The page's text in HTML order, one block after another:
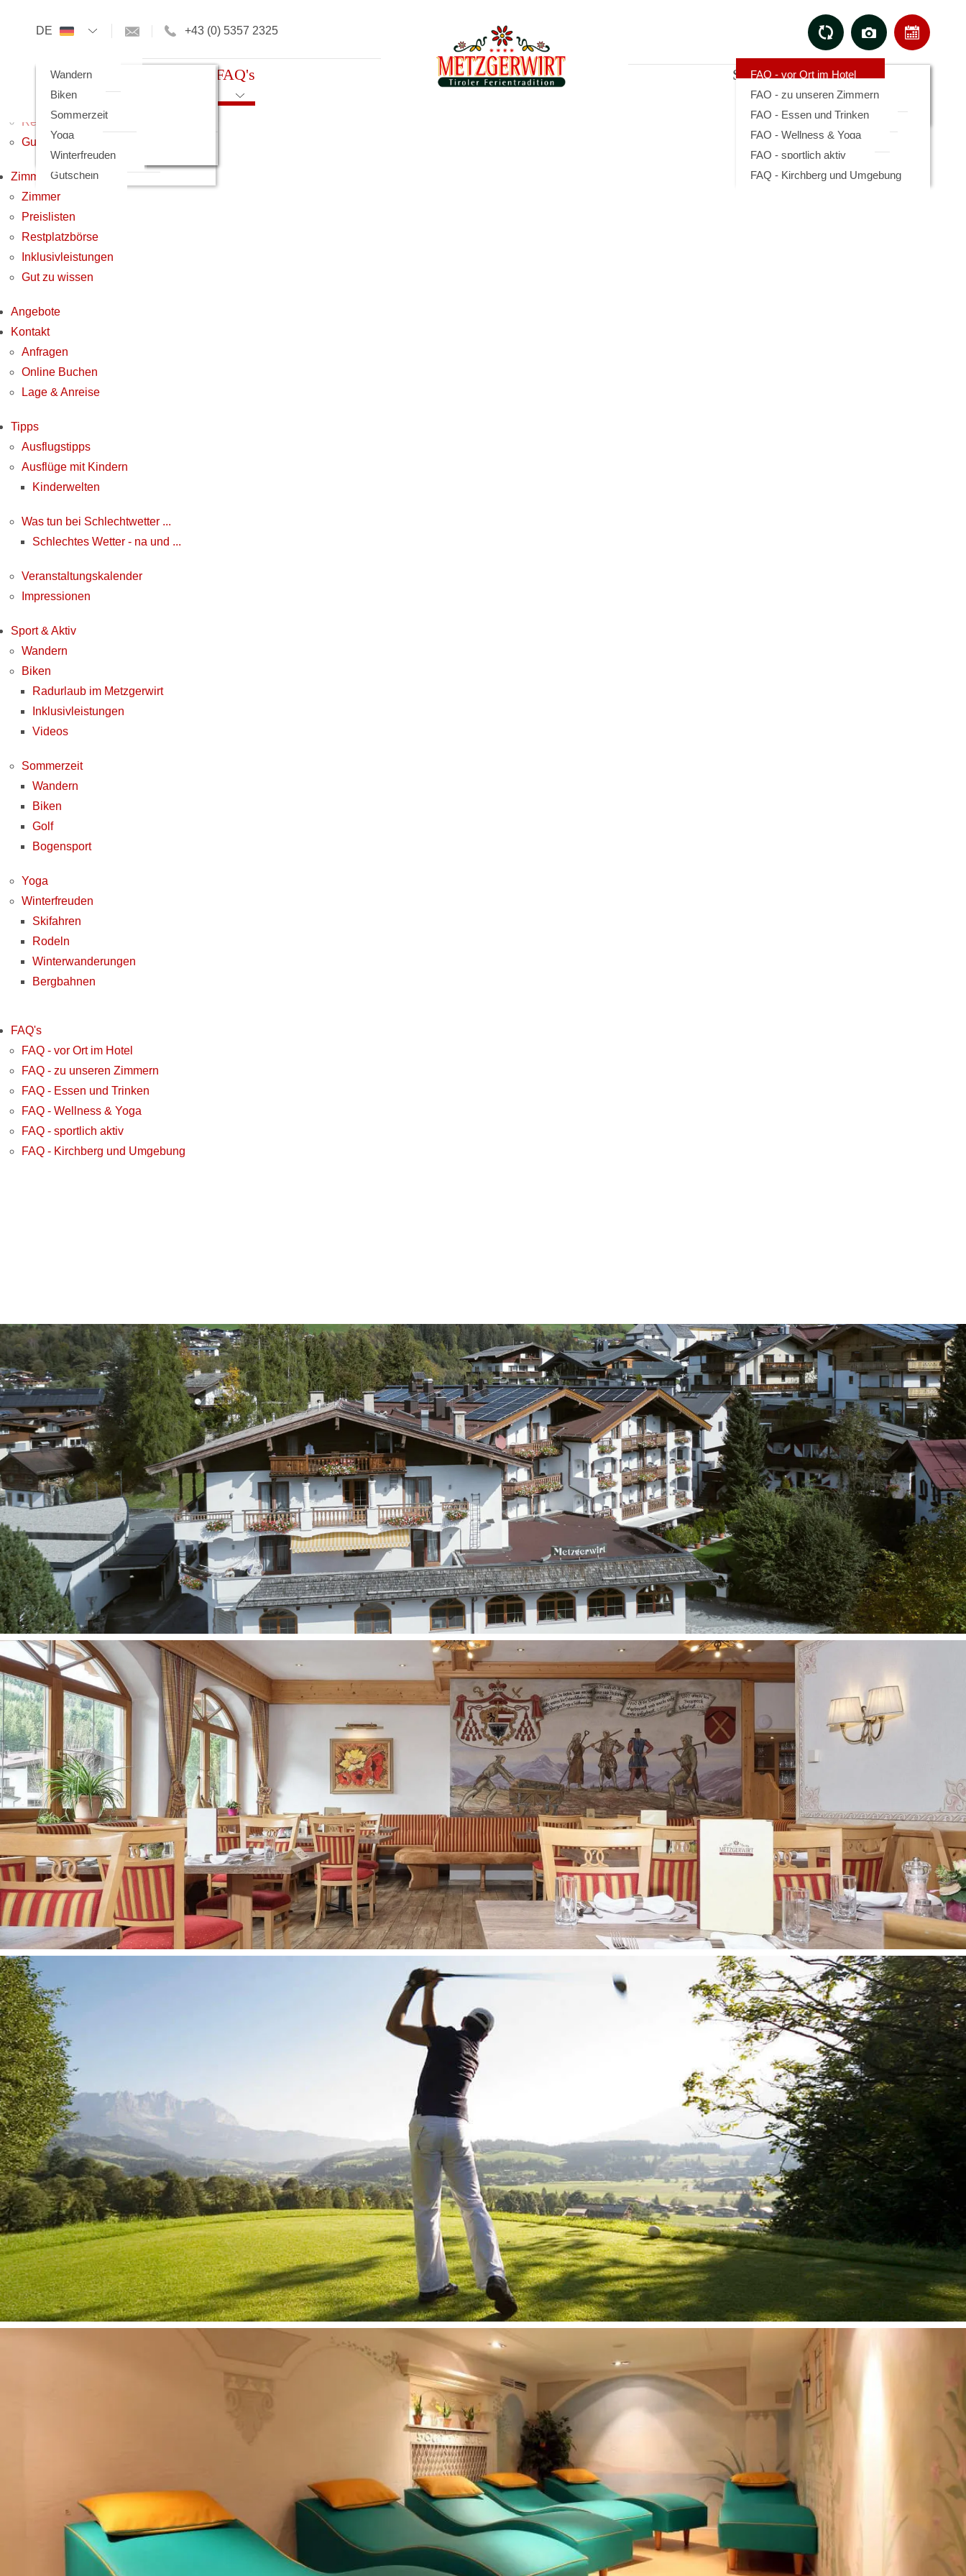
DE +43 (0) 5357 2325
Hotel
Einblicke
Kulinarik
Wellness
Geschichte
Region Kirchberg
Gutschein
Zimmer
Zimmer
Preislisten
Restplatzbörse
Inklusivleistungen
Gut zu wissen
Kontakt
Anfragen
Online Buchen
Lage & Anreise
Tipps
Ausflugstipps
Ausflüge mit Kindern
Was tun bei Schlechtwetter ...
Veranstaltungskalender
Impressionen
Sport & Aktiv
Wandern
Biken
Sommerzeit
Yoga
Winterfreuden
FAQ's
FAQ - vor Ort im Hotel
FAQ - zu unseren Zimmern
FAQ - Essen und Trinken
FAQ - Wellness & Yoga
FAQ - sportlich aktiv
FAQ - Kirchberg und Umgebung
Wellness
Geschichte
Region Kirchberg
Gutschein
Zimmer
Zimmer
Preislisten
Restplatzbörse
Inklusivleistungen
Gut zu wissen
Angebote
Kontakt
Anfragen
Online Buchen
Lage & Anreise
Tipps
Ausflugstipps
Ausflüge mit Kindern
Kinderwelten
Was tun bei Schlechtwetter ...
Schlechtes Wetter - na und ...
Veranstaltungskalender
Impressionen
Sport & Aktiv
Wandern
Biken
Radurlaub im Metzgerwirt
Inklusivleistungen
Videos
Sommerzeit
Wandern
Biken
Golf
Bogensport
Yoga
Winterfreuden
Skifahren
Rodeln
Winterwanderungen
Bergbahnen
FAQ's
FAQ - vor Ort im Hotel
FAQ - zu unseren Zimmern
FAQ - Essen und Trinken
FAQ - Wellness & Yoga
FAQ - sportlich aktiv
FAQ - Kirchberg und Umgebung